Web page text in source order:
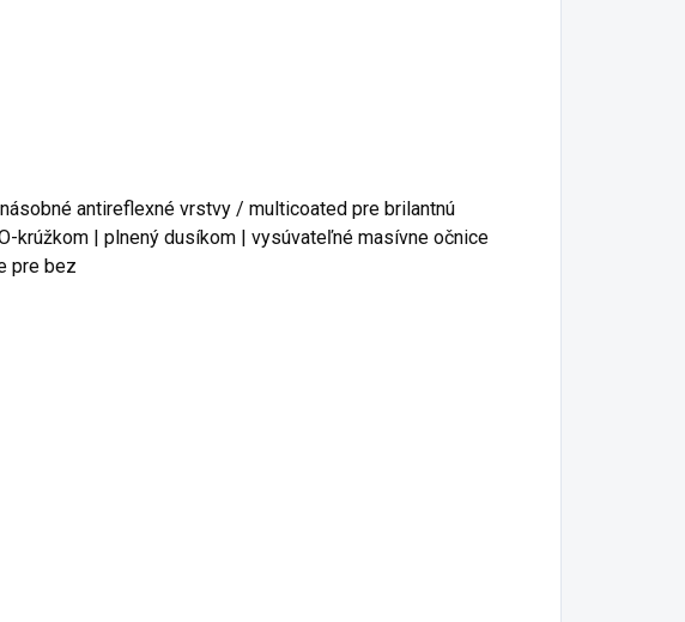
antireflexné vrstvy / multicoated pre brilantnú
krúžkom | plnený dusíkom | vysúvateľné masívne očnice
pre bez